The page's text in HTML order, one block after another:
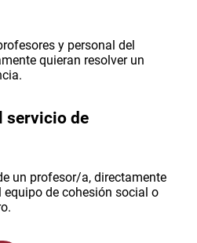
y personal del
quieran resolver un
servicio de
un profesor/a, directamente
equipo de cohesión social o